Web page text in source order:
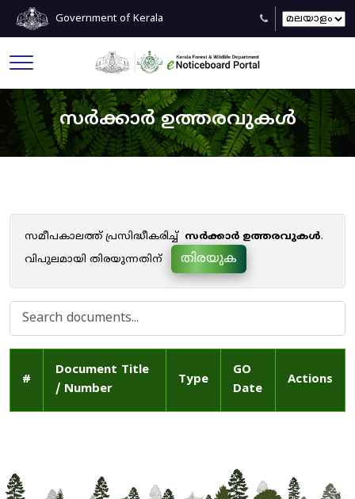
Government of Kerala
സർക്കാർ ഉത്തരവുകൾ
സമീപകാലത്ത് പ്രസിദ്ധീകരിച്ച് സർക്കാർ ഉത്തരവുകൾ.
വിപുലമായി തിരയുന്നതിന്
തിരയുക
#
Document Title
/ Number
Type
GO
Date
Actions